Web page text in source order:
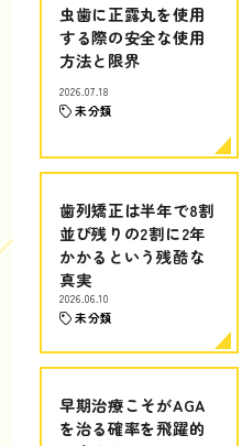
虫歯に正露丸を使用
する際の安全な使用
方法と限界
2026.07.18
未分類
歯列矯正は半年で8割
並び残りの2割に2年
かかるという残酷な
真実
2026.06.10
未分類
早期治療こそがAGA
を治る確率を飛躍的